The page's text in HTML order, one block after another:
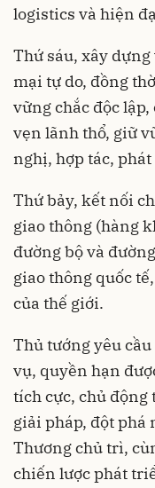
logistics và hiện
Thứ sáu, xây
mại tự do, đồng
vững chắc độc
vẹn lãnh thổ, giữ
nghị, hợp tác,
Thứ bảy, kết nối
giao thông (hàng
đường bộ và
giao thông quốc
của thế giới.
Thủ tướng yêu
vụ, quyền hạn
tích cực, chủ
giải pháp, đột phá
Thương chủ trì,
chiến lược phát